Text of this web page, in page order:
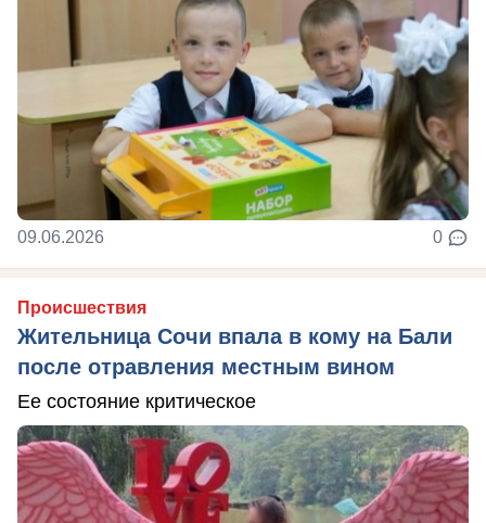
09.06.2026 0
Происшествия
Жительница Сочи впала в кому на Бали
после отравления местным вином
Ее состояние критическое